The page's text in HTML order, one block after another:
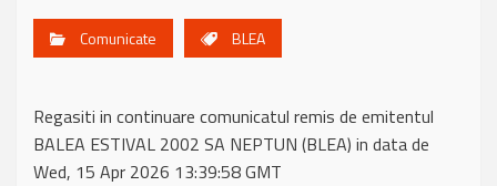
Comunicate BLEA
Regasiti in continuare comunicatul remis de emitentul
BALEA ESTIVAL 2002 SA NEPTUN (BLEA) in data de
Wed, 15 Apr 2026 13:39:58 GMT